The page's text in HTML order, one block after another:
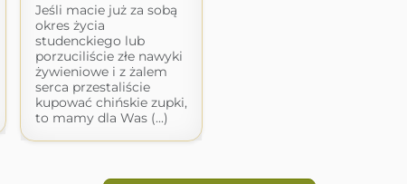
Jeśli macie już za sobą
okres życia
studenckiego lub
porzuciliście złe nawyki
żywieniowe i z żalem
serca przestaliście
kupować chińskie zupki,
to mamy dla Was (...)